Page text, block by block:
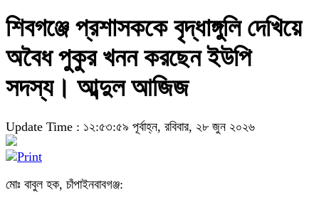
শিবগঞ্জে প্রশাসককে বৃদ্ধাঙ্গুলি দেখিয়ে
অবৈধ পুকুর খনন করছেন ইউপি
সদস্য। আব্দুল আজিজ
Update Time : ১২:৫৩:৫৯ পূর্বাহ্ন, রবিবার, ২৮ জুন ২০২৬
মোঃ বাবুল হক, চাঁপাইনবাবগঞ্জ: